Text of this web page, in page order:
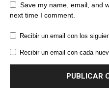
Save my name, email, and
next time I comment.
Recibir un email con los
Recibir un email con cada